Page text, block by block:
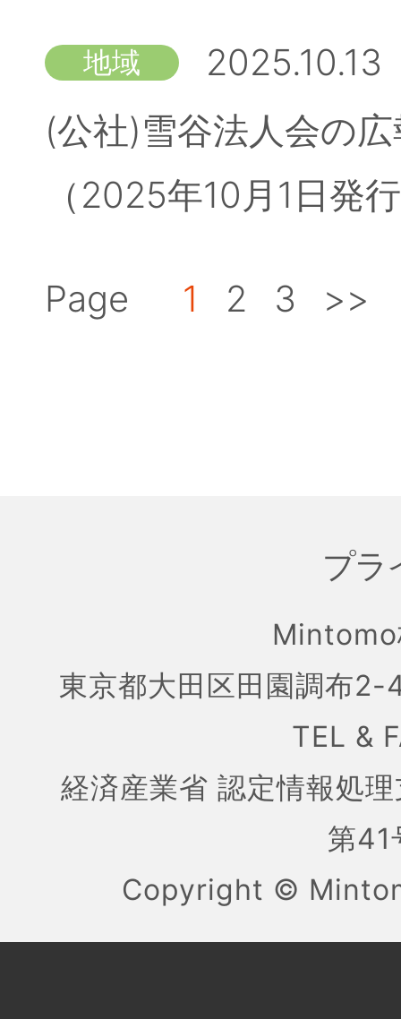
地域
2025.10.13
(公社)雪谷法人会の
（2025年10月1日発
Page 1 2 3 >>
プラ
東京都大田区田園調布
TEL &
経済産業省 認定情報処
第
Copyright ©